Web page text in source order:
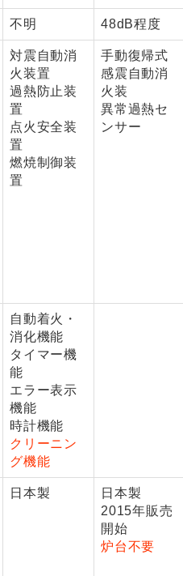
不明 48dB程度
対震自動消
火装置
過熱防止装
置
点火安全装
置
燃焼制御装
置
手動復帰式
感震自動消
火装
異常過熱セ
ンサー
自動着火・
消化機能
タイマー機
能
エラー表示
機能
時計機能
クリーニン
グ機能
日本製
日本製
2015年販売
開始
炉台不要